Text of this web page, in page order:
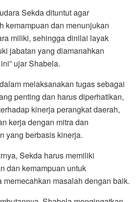
Sekda dituntut agar
kemampuan dan menunjukan
miliki, sehingga dinilai layak
jabatan yang diamanahkan
ujar Shabela.
melaksanakan tugas sebagai
penting dan harus diperhatikan,
kinerja perangkat daerah,
kerja dengan mitra dan
yang berbasis kinerja.
Sekda harus memiliki
dan kemampuan untuk
memecahkan masalah dengan baik.